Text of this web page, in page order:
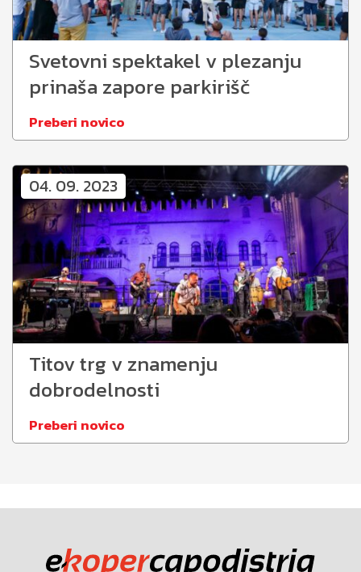
Svetovni spektakel v plezanju
prinaša zapore parkirišč
Preberi novico
04. 09. 2023
Titov trg v znamenju
dobrodelnosti
Preberi novico